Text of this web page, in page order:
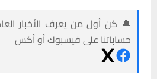
🔔 كن أول من يعرف الأخبار
حساباتنا على فيسبوك أو أكس